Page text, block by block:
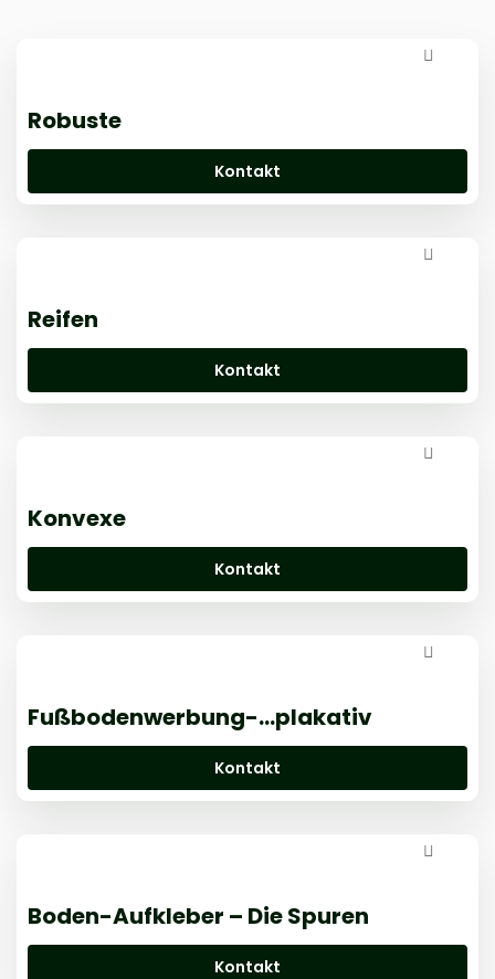
Robuste
Kontakt
Reifen
Kontakt
Konvexe
Kontakt
Fußbodenwerbung-…plakativ
Kontakt
Boden-Aufkleber – Die Spuren
Kontakt